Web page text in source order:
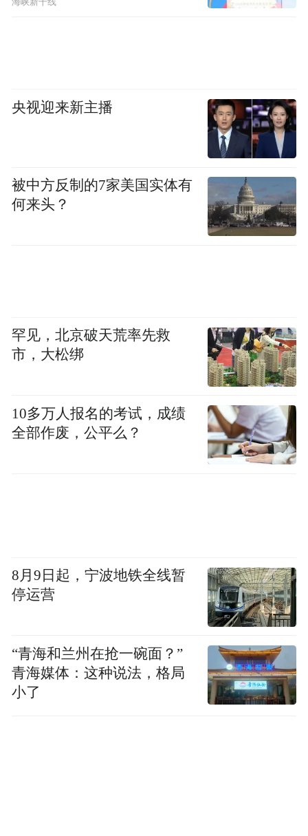
频)为凤凰网旗下自媒体平台“大风号”用户上传并发
space services.”
央视迎来新主播
被中方反制的7家美国实体有
何来头？
罕见，北京破天荒率先救
市，大松绑
10多万人报名的考试，成绩
全部作废，公平么？
8月9日起，宁波地铁全线暂
停运营
“青海和兰州在抢一碗面？”
青海媒体：这种说法，格局
小了